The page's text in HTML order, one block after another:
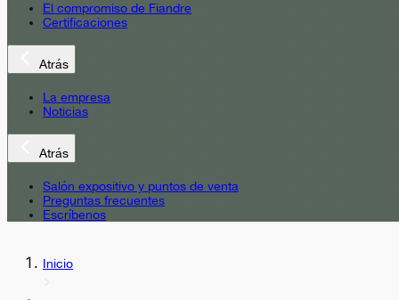
El compromiso de Fiandre
Certificaciones
Atrás
La empresa
Noticias
Atrás
Salón expositivo y puntos de venta
Preguntas frecuentes
Escríbenos
Inicio